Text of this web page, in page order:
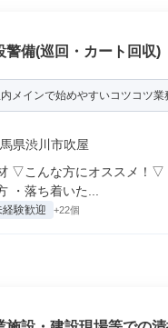
警備(巡回・カート回収)
メインで始めやすいコツコツ業
県渋川市吹屋
▽こんな方にオススメ！▽
・落ち着いた...
験歓迎 +22個